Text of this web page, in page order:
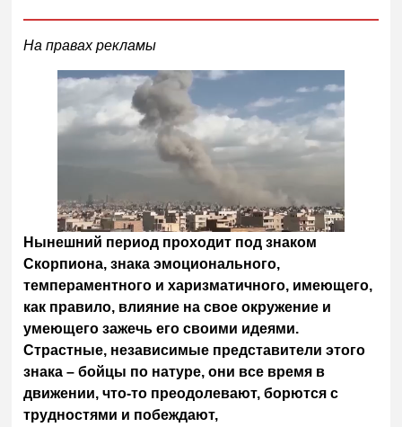
На правах рекламы
Нынешний период проходит под знаком
Скорпиона, знака эмоционального,
темпераментного и харизматичного, имеющего,
как правило, влияние на свое окружение и
умеющего зажечь его своими идеями.
Страстные, независимые представители этого
знака – бойцы по натуре, они все время в
движении, что-то преодолевают, борются с
трудностями и побеждают,